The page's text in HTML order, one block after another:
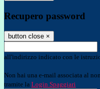
Recupero password
button close ×
all'indirizzo indicato con le
Non hai una e-mail associata al
tramite la Login Spaggiari